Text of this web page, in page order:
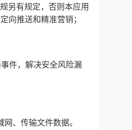
另有规定，否则本应用
向推送和精准营销；
件，解决安全风险漏
、传输文件数据。